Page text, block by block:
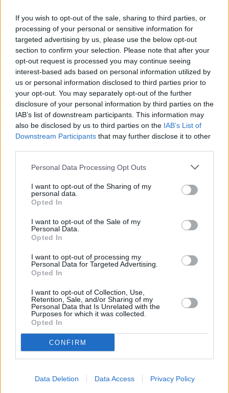
If you wish to opt-out of the sale, sharing to third parties, or
processing of your personal or sensitive information for
targeted advertising by us, please use the below opt-out
section to confirm your selection. Please note that after your
opt-out request is processed you may continue seeing
interest-based ads based on personal information utilized by
us or personal information disclosed to third parties prior to
your opt-out. You may separately opt-out of the further
disclosure of your personal information by third parties on the
IAB’s list of downstream participants. This information may
also be disclosed by us to third parties on the IAB’s List of
Downstream Participants that may further disclose it to other
Personal Data Processing Opt Outs
I want to opt-out of the Sharing of my
personal data.
Opted In
I want to opt-out of the Sale of my
Personal Data.
Opted In
I want to opt-out of processing my
Personal Data for Targeted Advertising.
Opted In
I want to opt-out of Collection, Use,
Retention, Sale, and/or Sharing of my
Personal Data that Is Unrelated with the
Purposes for which it was collected.
Opted In
CONFIRM
Data Deletion Data Access Privacy Policy
Περισσότερες
Τανάγρα: Εγκατάλειψη Μιράζ 2000-5 – Σώος
Νοσοκομείο Αεροπορίας
Αριστοκρατικό και διαχρονικό: To σπίτι της
Τατιάνας Στεφανίδου στην Κηφισιά είναι
σωστό παλάτι
Είναι καλλονή και μικροδείχνει: Ο Ανδρέας
Γεωργίου μας συστήνει την μέλλουσα πεθερά